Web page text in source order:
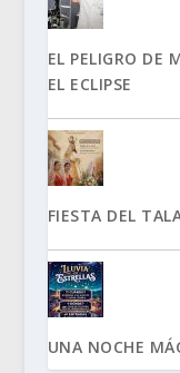
EL PELIGRO DE
EL ECLIPSE
FIESTA DEL
UNA NOCHE